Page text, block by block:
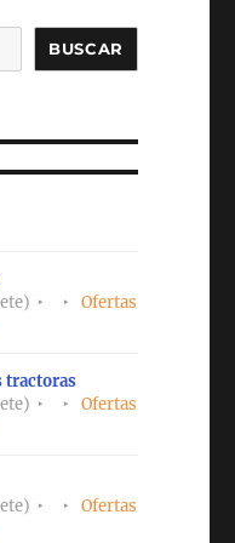
BUSCAR
Ofertas
tractoras
Ofertas
Ofertas